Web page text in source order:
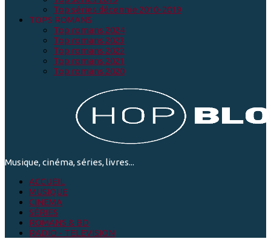
Top séries décennie 2010-2019
TOPS ROMANS
Top romans 2024
Top romans 2023
Top romans 2022
Top romans 2021
Top romans 2020
Musique, cinéma, séries, livres...
ACCUEIL
MUSIQUE
CINEMA
SÉRIES
ROMANS & BD
RADIO - TELEVISION